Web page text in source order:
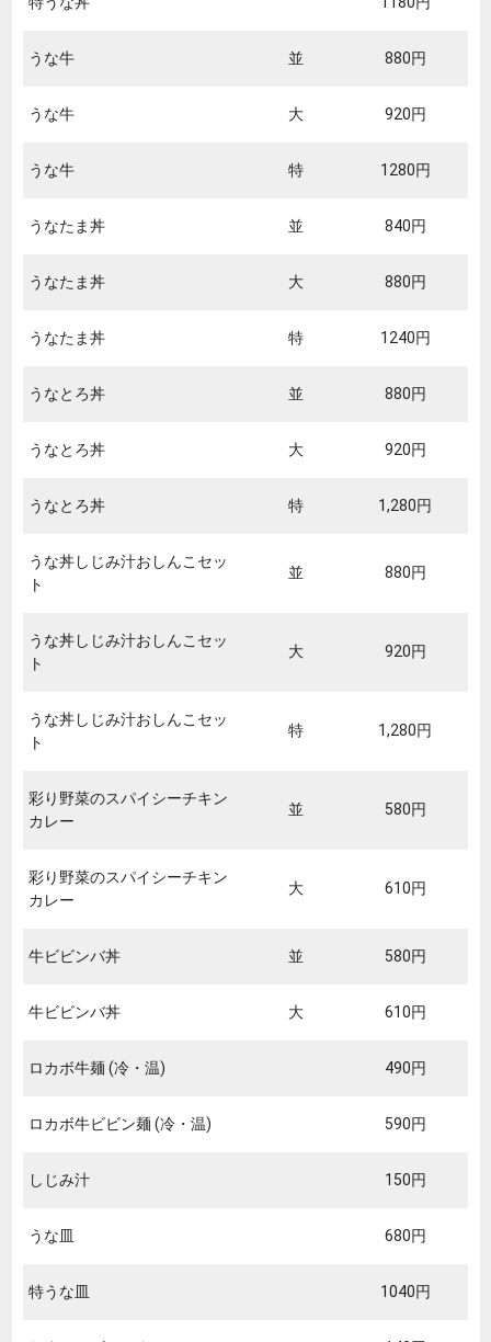
うな牛 並 880円
うな牛 大 920円
うな牛 特 1280円
うなたま丼 並 840円
うなたま丼 大 880円
うなたま丼 特 1240円
うなとろ丼 並 880円
うなとろ丼 大 920円
うなとろ丼 特 1,280円
うな丼しじみ汁おしんこセッ
ト
並 880円
うな丼しじみ汁おしんこセッ
ト
大 920円
うな丼しじみ汁おしんこセッ
ト
特 1,280円
彩り野菜のスパイシーチキン
カレー
並 580円
彩り野菜のスパイシーチキン
カレー
大 610円
牛ビビンバ丼 並 580円
牛ビビンバ丼 大 610円
ロカボ牛麺 (冷・温) 490円
ロカボ牛ビビン麺 (冷・温) 590円
しじみ汁 150円
うな皿 680円
特うな皿 1040円